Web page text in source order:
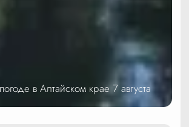
в Алтайском крае 7 августа